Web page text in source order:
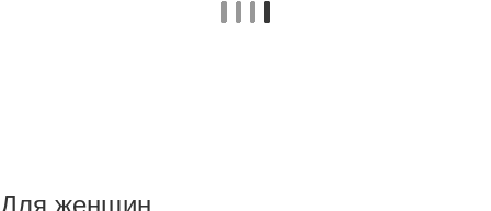
Для женщин